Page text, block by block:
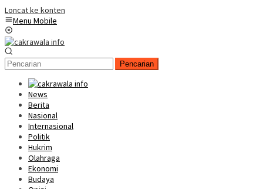
Loncat ke konten
Menu Mobile
Pencarian
News
Berita
Nasional
Internasional
Politik
Hukrim
Olahraga
Ekonomi
Budaya